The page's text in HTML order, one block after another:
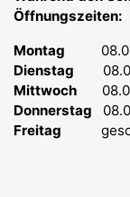
Öffnungszeiten:
Montag 08.00
Dienstag
Mittwoch 08.00
Donnerstag
Freitag